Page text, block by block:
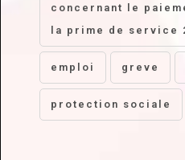
concernant le
la prime de service
emploi greve
protection sociale